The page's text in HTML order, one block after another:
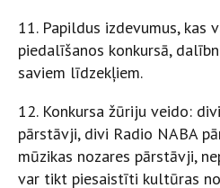
11. Papildus izdevumus, kas
piedalīšanos konkursā,
saviem līdzekļiem.
12. Konkursa žūriju veido:
pārstāvji, divi Radio NABA
mūzikas nozares pārstāvji,
var tikt piesaistīti kultūras